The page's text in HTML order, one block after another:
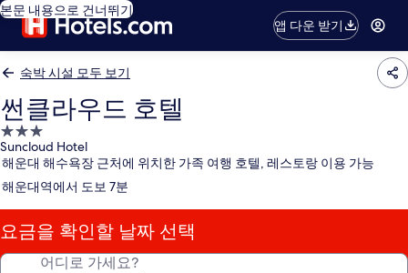
본문 내용으로 건너뛰기
앱 다운 받기
숙박 시설 모두 보기
썬클라우드 호텔
3.0
성
급
숙
박
시
설
Suncloud Hotel
해운대 해수욕장 근처에 위치한 가족 여행 호텔, 레스토랑 이용 가능
해운대역에서 도보 7분
요금을 확인할 날짜 선택
어디로 가세요?